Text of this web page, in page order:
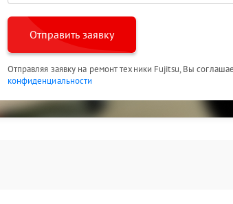
Отправить заявку
Отправляя заявку на ремонт техники Fujitsu, Вы
конфиденциальности